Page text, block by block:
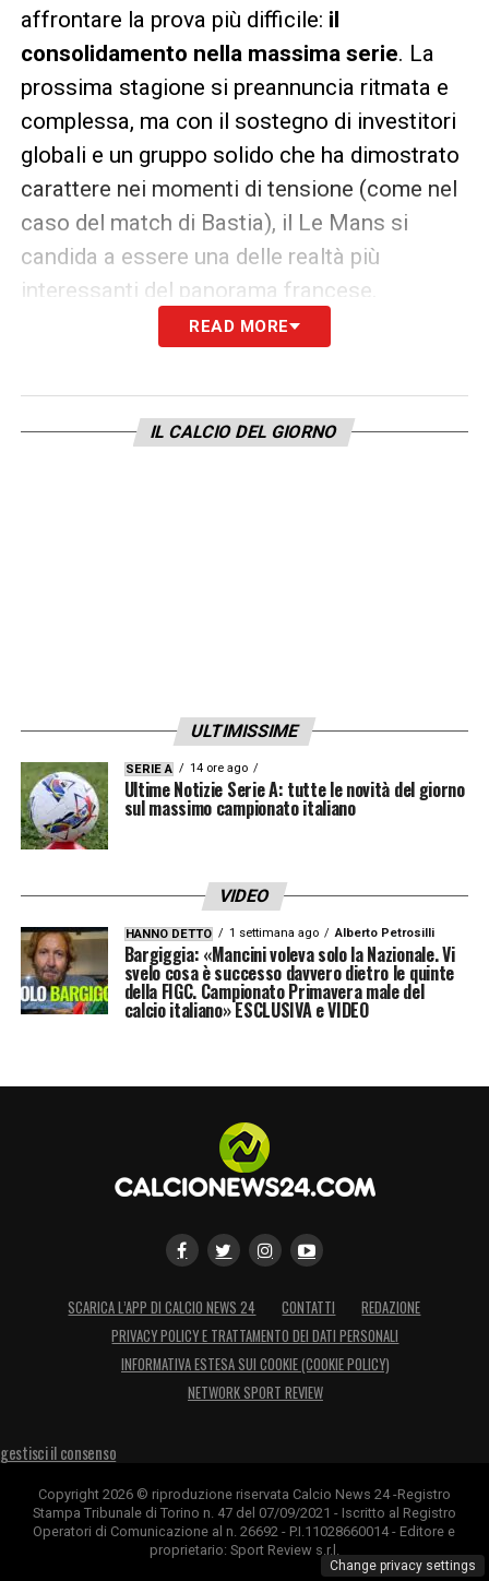
affrontare la prova più difficile: il
consolidamento nella massima serie. La
prossima stagione si preannuncia ritmata e
complessa, ma con il sostegno di investitori
globali e un gruppo solido che ha dimostrato
carattere nei momenti di tensione (come nel
caso del match di Bastia), il Le Mans si
candida a essere una delle realtà più
interessanti del panorama francese.
READ MORE
IL CALCIO DEL GIORNO
ULTIMISSIME
SERIE A 14 ore ago
Ultime Notizie Serie A: tutte le novità del giorno
sul massimo campionato italiano
VIDEO
HANNO DETTO 1 settimana ago Alberto Petrosilli
Bargiggia: «Mancini voleva solo la Nazionale. Vi
svelo cosa è successo davvero dietro le quinte
della FIGC. Campionato Primavera male del
calcio italiano» ESCLUSIVA e VIDEO
SCARICA L’APP DI CALCIO NEWS 24 CONTATTI
REDAZIONE
PRIVACY POLICY E TRATTAMENTO DEI DATI PERSONALI
INFORMATIVA ESTESA SUI COOKIE (COOKIE POLICY)
NETWORK SPORT REVIEW
gestisci il consenso
Copyright 2026 © riproduzione riservata Calcio News 24 -Registro
Stampa Tribunale di Torino n. 47 del 07/09/2021 - Iscritto al Registro
Operatori di Comunicazione al n. 26692 - P.I.11028660014 - Editore e
proprietario: Sport Review s.r.l.
Change privacy settings